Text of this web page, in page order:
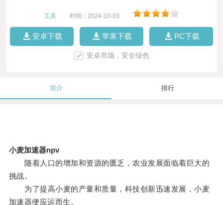
工具 时间：2024-10-03
安卓下载 苹果下载 PC下载
安卓市场，安全绿色
简介 排行
小麦加速器npv
随着人口的增加和资源的匮乏，农业发展面临着巨大的
挑战。
为了提高小麦的产量和质量，科技创新迅速发展，小麦
加速器便应运而生。